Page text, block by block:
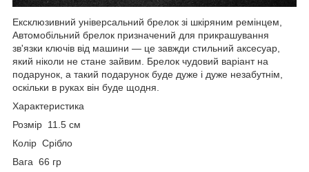
Ексклюзивний універсальний брелок зі шкіряним ремінцем,
Автомобільний брелок призначений для прикрашування
зв'язки ключів від машини — це завжди стильний аксесуар,
який ніколи не стане зайвим. Брелок чудовий варіант на
подарунок, а такий подарунок буде дуже і дуже незабутнім,
оскільки в руках він буде щодня.
Характеристика
Розмір 11.5 см
Колір Срібло
Вага 66 гр